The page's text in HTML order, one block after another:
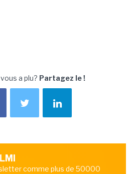
a plu? Partagez le !
comme plus de 50000